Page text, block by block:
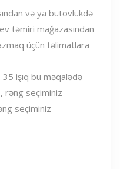
və ya bütövlükdə
təmiri mağazasından
üçün təlimatlara
35 işıq bu məqalədə
rəng seçiminiz
seçiminiz